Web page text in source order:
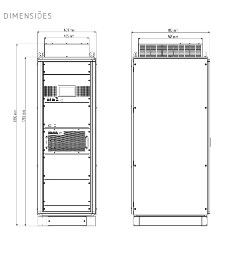
DIMENSIÕES